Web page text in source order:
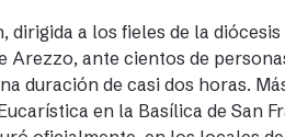
dirigida a los fieles de la
Arezzo, ante cientos de
duración de casi dos horas.
en la Basílica de San